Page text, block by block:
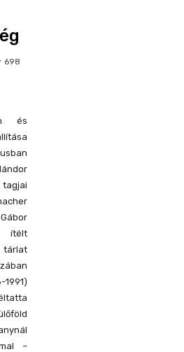
698
és
ítélt
tárlat
–